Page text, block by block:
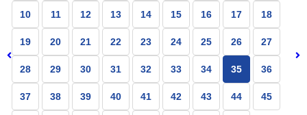
10 11 12 13 14 15 16 17 18
19 20 21 22 23 24 25 26 27
28 29 30 31 32 33 34 35 36
37 38 39 40 41 42 43 44 45